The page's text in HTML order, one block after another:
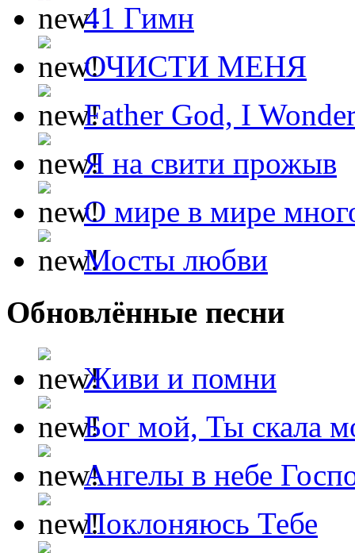
41 Гимн
ОЧИСТИ МЕНЯ
Father God, I
Я на свити прожыв
О мире в мире
Мосты любви
Обновлённые песни
Живи и помни
Бог мой, Ты скала
Ангелы в небе
Поклоняюсь Тебе